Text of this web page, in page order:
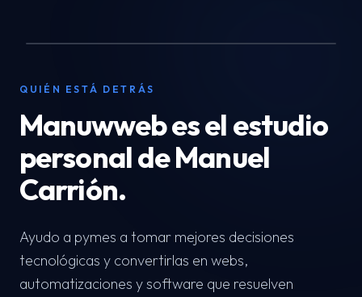
QUIÉN ESTÁ DETRÁS
Manuwweb es el estudio
personal de Manuel
Carrión.
Ayudo a pymes a tomar mejores decisiones
tecnológicas y convertirlas en webs,
automatizaciones y software que resuelven